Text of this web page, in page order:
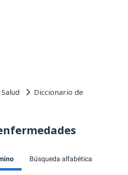
Diccionario de
Búsqueda alfabética